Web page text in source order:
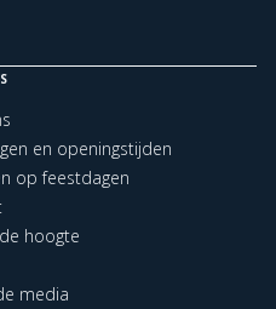
en openingstijden
op feestdagen
hoogte
media